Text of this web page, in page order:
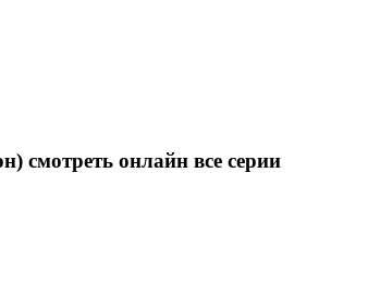
смотреть онлайн все серии